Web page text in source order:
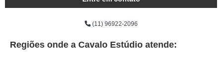
(11) 96922-2096
Regiões onde a Cavalo Estúdio atende: